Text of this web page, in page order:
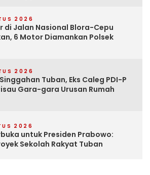
2026
di Jalan Nasional Blora-Cepu
6 Motor Diamankan Polsek
2026
Tuban, Eks Caleg PDI-P
Gara-gara Urusan Rumah
2026
untuk Presiden Prabowo:
Sekolah Rakyat Tuban